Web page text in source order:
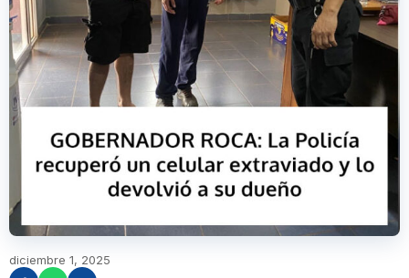
diciembre 1, 2025